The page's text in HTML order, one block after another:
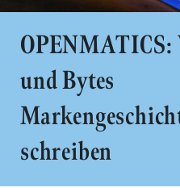
OPENMATICS:
und Bytes
schreiben